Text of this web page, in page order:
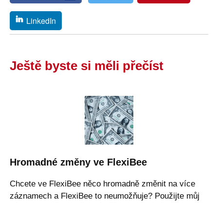
LinkedIn
Ještě byste si měli přečíst
Hromadné změny ve FlexiBee
Chcete ve FlexiBee něco hromadně změnit na více
záznamech a FlexiBee to neumožňuje? Použijte můj